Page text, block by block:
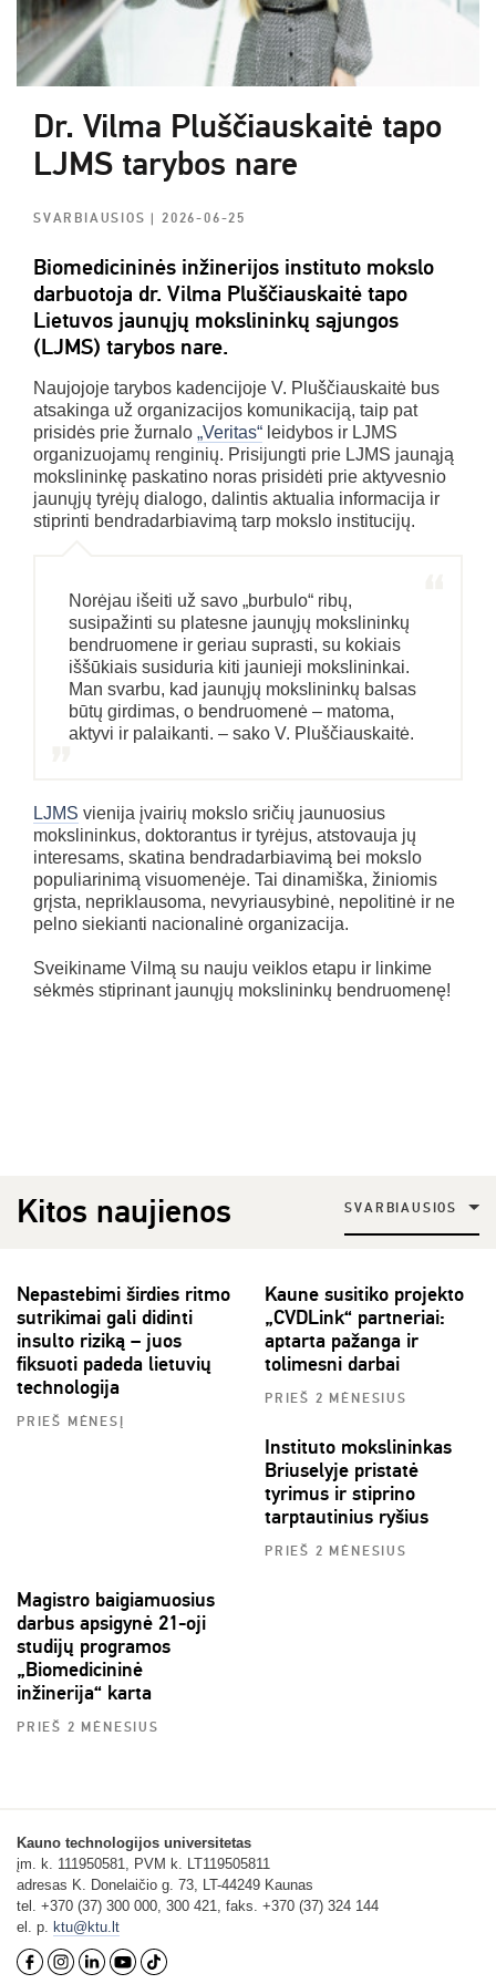
Dr. Vilma Pluščiauskaitė tapo
LJMS tarybos nare
SVARBIAUSIOS| 2026-06-25
Biomedicininės inžinerijos instituto mokslo
darbuotoja dr. Vilma Pluščiauskaitė tapo
Lietuvos jaunųjų mokslininkų sąjungos
(LJMS) tarybos nare.
Naujojoje tarybos kadencijoje V. Pluščiauskaitė bus
atsakinga už organizacijos komunikaciją, taip pat
prisidės prie žurnalo „Veritas“ leidybos ir LJMS
organizuojamų renginių. Prisijungti prie LJMS jaunąją
mokslininkę paskatino noras prisidėti prie aktyvesnio
jaunųjų tyrėjų dialogo, dalintis aktualia informacija ir
stiprinti bendradarbiavimą tarp mokslo institucijų.
Norėjau išeiti už savo „burbulo“ ribų,
susipažinti su platesne jaunųjų mokslininkų
bendruomene ir geriau suprasti, su kokiais
iššūkiais susiduria kiti jaunieji mokslininkai.
Man svarbu, kad jaunųjų mokslininkų balsas
būtų girdimas, o bendruomenė – matoma,
aktyvi ir palaikanti. – sako V. Pluščiauskaitė.
LJMS vienija įvairių mokslo sričių jaunuosius
mokslininkus, doktorantus ir tyrėjus, atstovauja jų
interesams, skatina bendradarbiavimą bei mokslo
populiarinimą visuomenėje. Tai dinamiška, žiniomis
grįsta, nepriklausoma, nevyriausybinė, nepolitinė ir ne
pelno siekianti nacionalinė organizacija.
Sveikiname Vilmą su nauju veiklos etapu ir linkime
sėkmės stiprinant jaunųjų mokslininkų bendruomenę!
Kitos naujienos SVARBIAUSIOS
Nepastebimi širdies ritmo
sutrikimai gali didinti
insulto riziką – juos
fiksuoti padeda lietuvių
technologija
PRIEŠ MĖNESĮ
Kaune susitiko projekto
„CVDLink“ partneriai:
aptarta pažanga ir
tolimesni darbai
PRIEŠ 2 MĖNESIUS
Instituto mokslininkas
Briuselyje pristatė
tyrimus ir stiprino
tarptautinius ryšius
PRIEŠ 2 MĖNESIUS
Magistro baigiamuosius
darbus apsigynė 21-oji
studijų programos
„Biomedicininė
inžinerija“ karta
PRIEŠ 2 MĖNESIUS
Kauno technologijos universitetas
įm. k. 111950581, PVM k. LT119505811
adresas K. Donelaičio g. 73, LT-44249 Kaunas
tel. +370 (37) 300 000, 300 421, faks. +370 (37) 324 144
el. p. ktu@ktu.lt